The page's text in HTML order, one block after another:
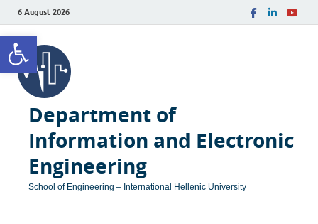
Open toolbar
6 August 2026
Department of
Information and Electronic
Engineering
School of Engineering – International Hellenic University